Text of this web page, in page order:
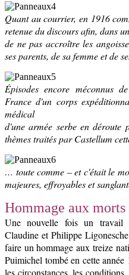
Quant au courrier, en 1916
retenue du discours afin, dans
de ne pas accroître les
ses parents, de sa femme et de
Épisodes encore méconnus
France d'un corps
médical
d'une armée serbe en déroute
thèmes traités par Castellum
… toute comme – et c'était le
majeures, effroyables et
Hommage aux
Une nouvelle fois un travail
Claudine et Philippe
faire un hommage aux treize
Puimichel tombé en cette
les circonstances, les